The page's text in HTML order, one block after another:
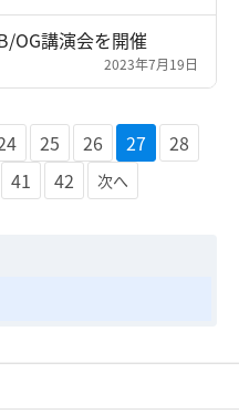
OG講演会を開催
2023年7月19日
25 26 27
28
41 42 次へ